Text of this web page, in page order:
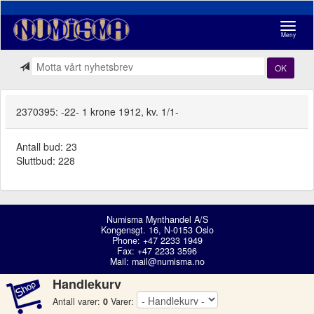
Meny
OK
2370395: -22- 1 krone 1912, kv. 1/1-
Antall bud: 23
Sluttbud: 228
Numisma Mynthandel A/S
Kongensgt. 16, N-0153 Oslo
Phone: +47 2233 1949
Fax: +47 2233 3596
Mail: mail@numisma.no
Handlekurv
Antall varer: 0 Varer: